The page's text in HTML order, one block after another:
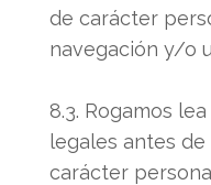
de carácter
navegación y/o
8.3. Rogamos
legales antes
carácter